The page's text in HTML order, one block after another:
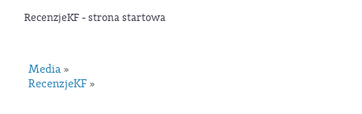
RecenzjeKF - strona startowa
Media »
RecenzjeKF »